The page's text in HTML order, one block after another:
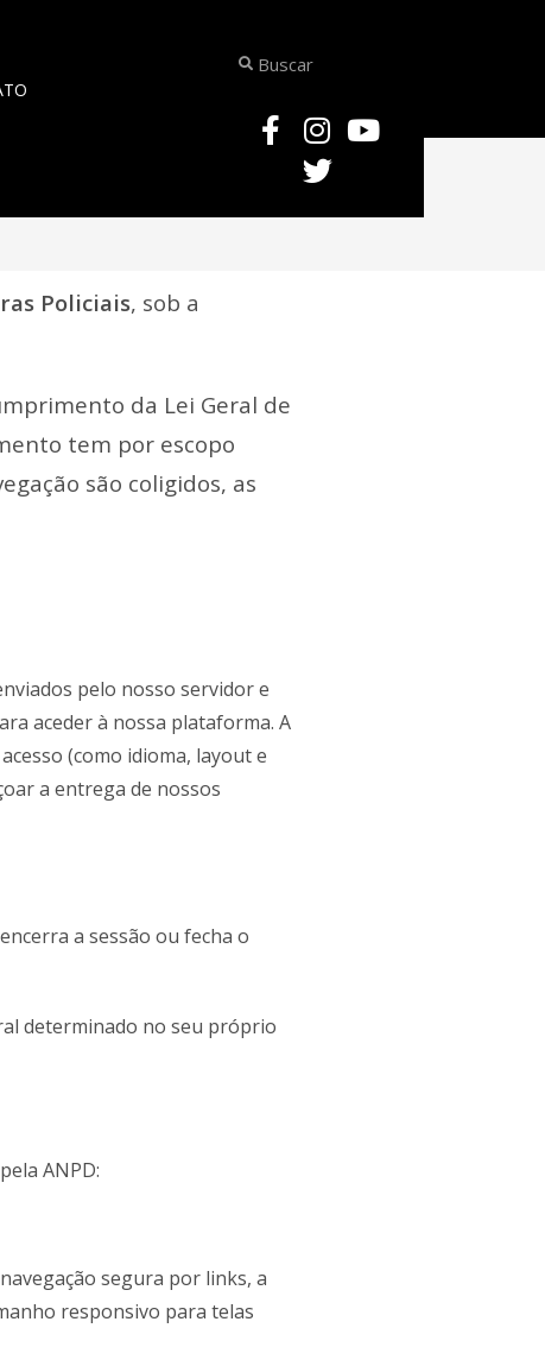
Policiais, sob a
da Lei Geral de
tem por escopo
são coligidos, as
pelo nosso servidor e
aceder à nossa plataforma. A
(como idioma, layout e
a entrega de nossos
a sessão ou fecha o
determinado no seu próprio
ANPD:
segura por links, a
responsivo para telas